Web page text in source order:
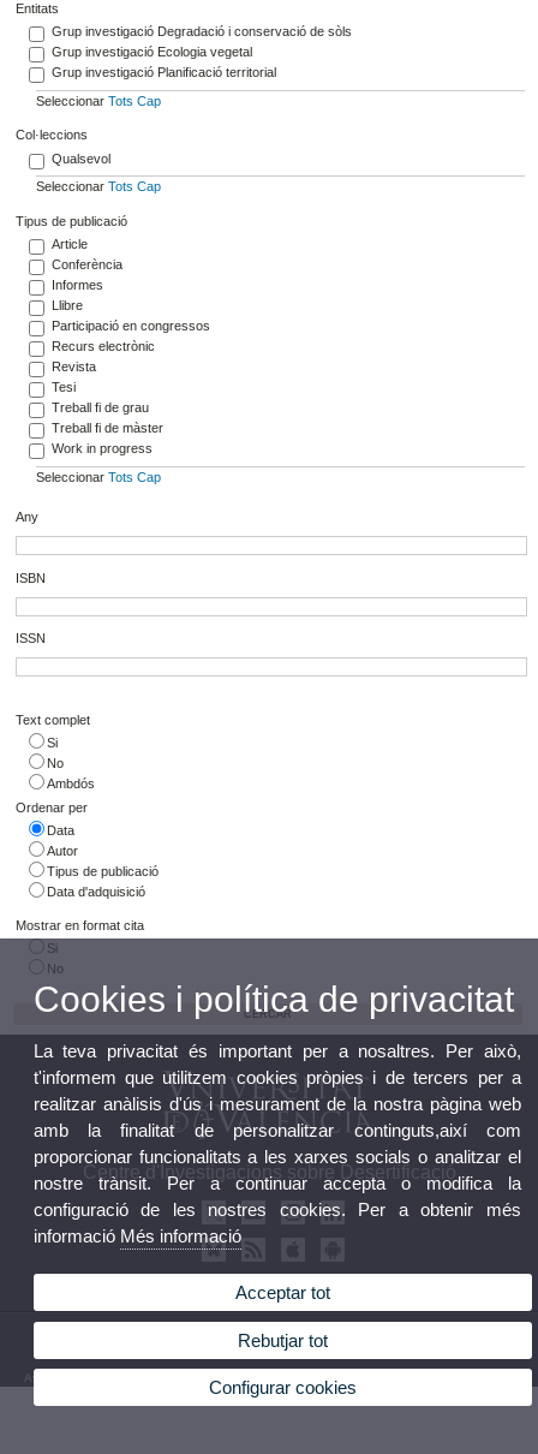
Entitats
Grup investigació Degradació i conservació de sòls
Grup investigació Ecologia vegetal
Grup investigació Planificació territorial
Seleccionar Tots Cap
Col·leccions
Qualsevol
Seleccionar Tots Cap
Tipus de publicació
Article
Conferència
Informes
Llibre
Participació en congressos
Recurs electrònic
Revista
Tesi
Treball fi de grau
Treball fi de màster
Work in progress
Seleccionar Tots Cap
Any
ISBN
ISSN
Text complet
Si
No
Ambdós
Ordenar per
Data
Autor
Tipus de publicació
Data d'adquisició
Mostrar en format cita
Si
No
Centre d'Investigacions sobre Desertificació
© 2026 UV. - Crta. Moncada-Nàquera, Km 4,5. 46113 Moncada (València) Telèfon: 96
3424162
Avís legal
Cookies i política de privacitat
La teva privacitat és important per a nosaltres. Per això,
t'informem que utilitzem cookies pròpies i de tercers per a
realitzar anàlisis d'ús i mesurament de la nostra pàgina web
amb la finalitat de personalitzar continguts,així com
proporcionar funcionalitats a les xarxes socials o analitzar el
nostre trànsit. Per a continuar accepta o modifica la
configuració de les nostres cookies. Per a obtenir més
informació Més informació
Acceptar tot
Rebutjar tot
Configurar cookies